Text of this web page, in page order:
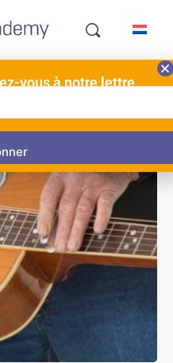
vous à notre lettre